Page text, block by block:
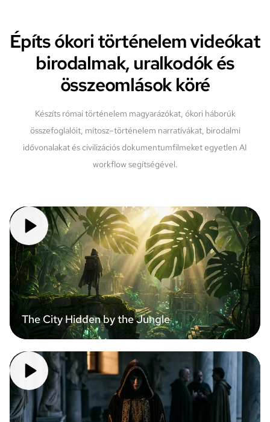
Építs ókori történelem videókat
birodalmak, uralkodók és
összeomlások köré
Készíts római történelem magyarázókat, ókori háborúk
összefoglalóit, mítosz–történelem narratívákat, birodalmi
idővonalakat és civilizációs dokumentumfilmeket egyetlen AI
workflow segítségével.
The City Hidden by the Jungle